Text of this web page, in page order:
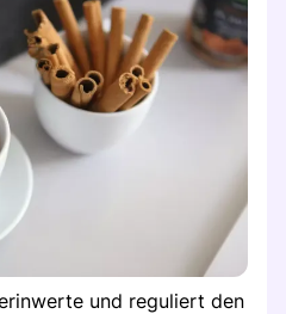
und reguliert den